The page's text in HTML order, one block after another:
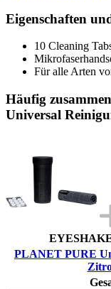
Eigenschaften
10 Cleaning
Für alle Arten
Häufig
Universal
PLANET PURE